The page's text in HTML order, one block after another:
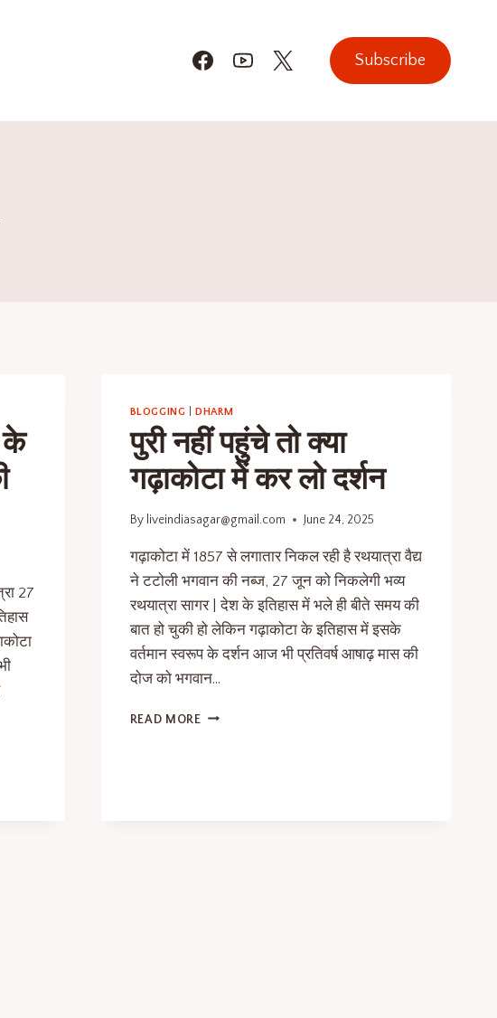
Subscribe
के
27
BLOGGING |DHARM
पुरी नहीं पहुंचे तो क्या
गढ़ाकोटा में कर लो दर्शन
By liveindiasagar@gmail.com June 24, 2025
गढ़ाकोटा में 1857 से लगातार निकल रही है रथयात्रा वैद्य
ने टटोली भगवान की नब्ज, 27 जून को निकलेगी भव्य
रथयात्रा सागर | देश के इतिहास में भले ही बीते समय की
बात हो चुकी हो लेकिन गढ़ाकोटा के इतिहास में इसके
वर्तमान स्वरूप के दर्शन आज भी प्रतिवर्ष आषाढ़ मास की
दोज को भगवान…
READ MORE